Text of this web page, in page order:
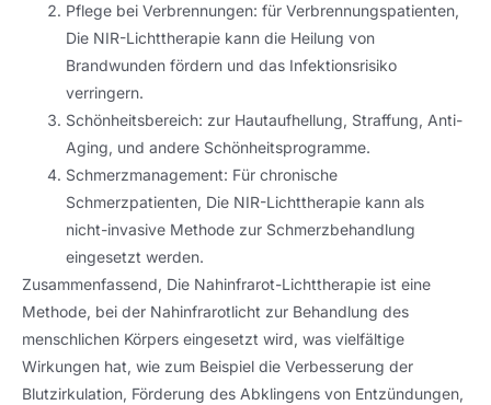
Pflege bei Verbrennungen: für Verbrennungspatienten,
Die NIR-Lichttherapie kann die Heilung von
Brandwunden fördern und das Infektionsrisiko
verringern.
Schönheitsbereich: zur Hautaufhellung, Straffung, Anti-
Aging, und andere Schönheitsprogramme.
Schmerzmanagement: Für chronische
Schmerzpatienten, Die NIR-Lichttherapie kann als
nicht-invasive Methode zur Schmerzbehandlung
eingesetzt werden.
Zusammenfassend, Die Nahinfrarot-Lichttherapie ist eine
Methode, bei der Nahinfrarotlicht zur Behandlung des
menschlichen Körpers eingesetzt wird, was vielfältige
Wirkungen hat, wie zum Beispiel die Verbesserung der
Blutzirkulation, Förderung des Abklingens von Entzündungen,